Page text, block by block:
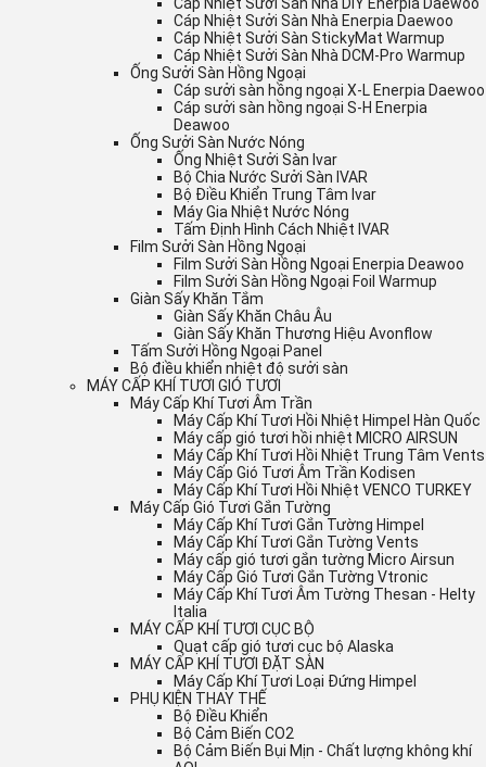
Cáp Nhiệt Sưởi Sàn Nhà Enerpia Daewoo
Cáp Nhiệt Sưởi Sàn StickyMat Warmup
Cáp Nhiệt Sưởi Sàn Nhà DCM-Pro Warmup
Ống Sưởi Sàn Hồng Ngoại
Cáp sưởi sàn hồng ngoại X-L Enerpia Daewoo
Cáp sưởi sàn hồng ngoại S-H Enerpia
Deawoo
Ống Sưởi Sàn Nước Nóng
Ống Nhiệt Sưởi Sàn Ivar
Bộ Chia Nước Sưởi Sàn IVAR
Bộ Điều Khiển Trung Tâm Ivar
Máy Gia Nhiệt Nước Nóng
Tấm Định Hình Cách Nhiệt IVAR
Film Sưởi Sàn Hồng Ngoại
Film Sưởi Sàn Hồng Ngoại Enerpia Deawoo
Film Sưởi Sàn Hồng Ngoại Foil Warmup
Giàn Sấy Khăn Tắm
Giàn Sấy Khăn Châu Âu
Giàn Sấy Khăn Thương Hiệu Avonflow
Tấm Sưởi Hồng Ngoại Panel
Bộ điều khiển nhiệt độ sưởi sàn
MÁY CẤP KHÍ TƯƠI GIÓ TƯƠI
Máy Cấp Khí Tươi Âm Trần
Máy Cấp Khí Tươi Hồi Nhiệt Himpel Hàn Quốc
Máy cấp gió tươi hồi nhiệt MICRO AIRSUN
Máy Cấp Khí Tươi Hồi Nhiệt Trung Tâm Vents
Máy Cấp Gió Tươi Âm Trần Kodisen
Máy Cấp Khí Tươi Hồi Nhiệt VENCO TURKEY
Máy Cấp Gió Tươi Gắn Tường
Máy Cấp Khí Tươi Gắn Tường Himpel
Máy Cấp Khí Tươi Gắn Tường Vents
Máy cấp gió tươi gắn tường Micro Airsun
Máy Cấp Gió Tươi Gắn Tường Vtronic
Máy Cấp Khí Tươi Âm Tường Thesan - Helty
Italia
MÁY CẤP KHÍ TƯƠI CỤC BỘ
Quạt cấp gió tươi cục bộ Alaska
MÁY CẤP KHÍ TƯƠI ĐẶT SÀN
Máy Cấp Khí Tươi Loại Đứng Himpel
PHỤ KIỆN THAY THẾ
Bộ Điều Khiển
Bộ Cảm Biến CO2
Bộ Cảm Biến Bụi Mịn - Chất lượng không khí